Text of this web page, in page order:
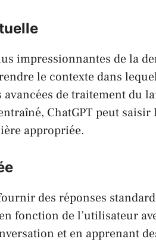
impressionnantes de la
le contexte dans
de traitement du
ChatGPT peut saisir
appropriée.
des réponses
fonction de l’utilisateur
et en apprenant